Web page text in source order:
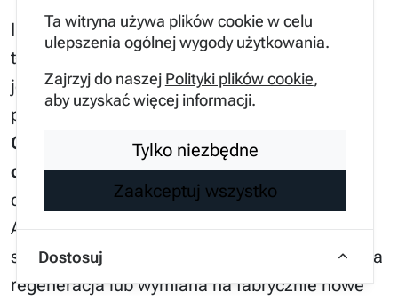
Ta witryna używa plików cookie w celu
ulepszenia ogólnej wygody użytkowania.
Zajrzyj do naszej Polityki plików cookie,
aby uzyskać więcej informacji.
Tylko niezbędne
Zaakceptuj wszystko
Dostosuj
Innym problemem jest nierównomierna praca
tłoczków w zaciskach wielotłoczkowych, gdzie
jeden zablokowany element powoduje
przekoszenie klocka względem tarczy.
Generuje to asymetryczne obciążenie
cieplnei mechaniczne, które objawia się
drganiami o wysokiej częstotliwości.
Alternatywnym rozwiązaniem dla starych,
skorodowanych zacisków jest ich profesjonalna
regeneracja lub wymiana na fabrycznie nowe